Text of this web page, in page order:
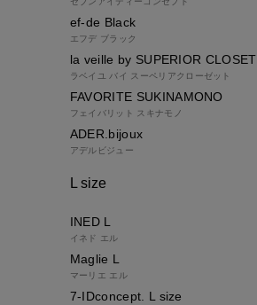
ef-de Black
エフデ ブラック
la veille by SUPERIOR CLOSET
ラベイユ バイ スーペリアクローゼット
FAVORITE SUKINAMONO
フェイバリット スキナモノ
ADER.bijoux
アデルビジュー
L size
INED L
イネド エル
Maglie L
マーリエ エル
7-IDconcept. L size